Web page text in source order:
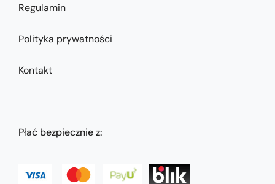
Regulamin
Polityka prywatności
Kontakt
Płać bezpiecznie z: